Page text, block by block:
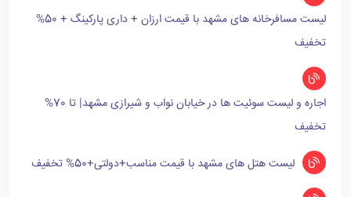
لیست مسافرخانه های مشهد با قیمت ارزان + داری پارکینگ + 50%
تخفیف
اجاره و لیست سوئیت ها در خیابان نواب و شیرازی مشهد| تا 70%
تخفیف
لیست هتل های مشهد با قیمت مناسب+دولتی+50% تخفیف